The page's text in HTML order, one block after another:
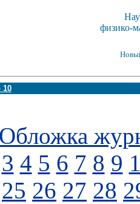
физико-
10
Обложка
3 4 5 6 7 8 9
25 26 27 28